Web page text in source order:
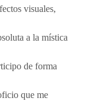
visuales,
a la mística
de forma
que me